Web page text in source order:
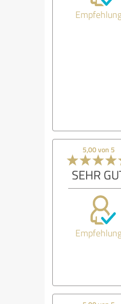
5,00 von 5
SEHR